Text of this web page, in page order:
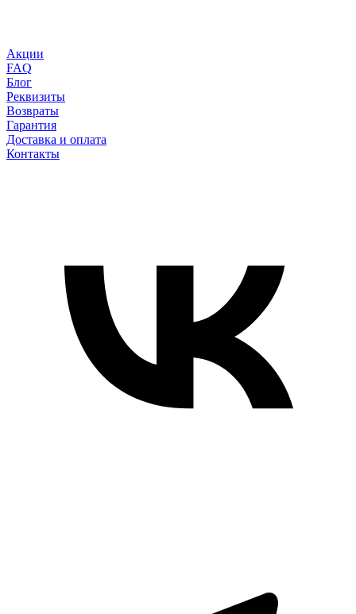
Акции
FAQ
Блог
Реквизиты
Возвраты
Гарантия
Доставка и оплата
Контакты